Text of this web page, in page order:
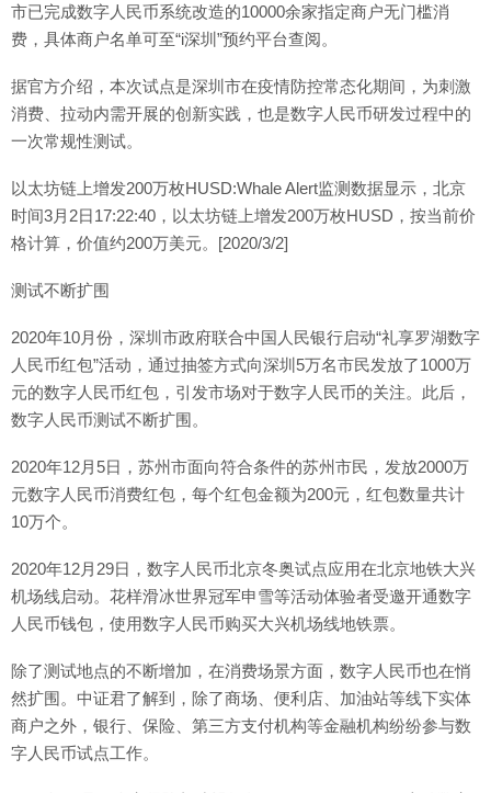
市已完成数字人民币系统改造的10000余家指定商户无门槛消
费，具体商户名单可至“i深圳”预约平台查阅。
据官方介绍，本次试点是深圳市在疫情防控常态化期间，为刺激
消费、拉动内需开展的创新实践，也是数字人民币研发过程中的
一次常规性测试。
以太坊链上增发200万枚HUSD:Whale Alert监测数据显示，北京
时间3月2日17:22:40，以太坊链上增发200万枚HUSD，按当前价
格计算，价值约200万美元。[2020/3/2]
测试不断扩围
2020年10月份，深圳市政府联合中国人民银行启动“礼享罗湖数字
人民币红包”活动，通过抽签方式向深圳5万名市民发放了1000万
元的数字人民币红包，引发市场对于数字人民币的关注。此后，
数字人民币测试不断扩围。
2020年12月5日，苏州市面向符合条件的苏州市民，发放2000万
元数字人民币消费红包，每个红包金额为200元，红包数量共计
10万个。
2020年12月29日，数字人民币北京冬奥试点应用在北京地铁大兴
机场线启动。花样滑冰世界冠军申雪等活动体验者受邀开通数字
人民币钱包，使用数字人民币购买大兴机场线地铁票。
除了测试地点的不断增加，在消费场景方面，数字人民币也在悄
然扩围。中证君了解到，除了商场、便利店、加油站等线下实体
商户之外，银行、保险、第三方支付机构等金融机构纷纷参与数
字人民币试点工作。